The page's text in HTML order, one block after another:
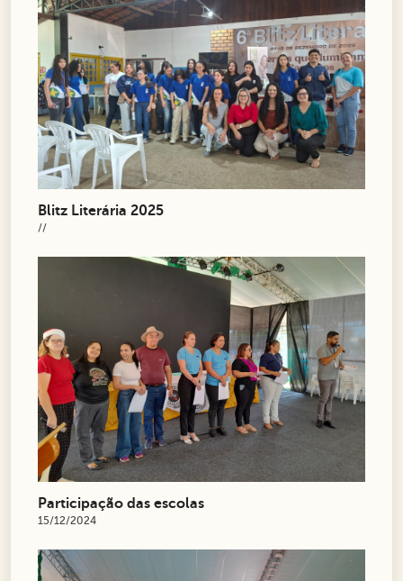
Blitz Literária 2025
//
Participação das escolas
15/12/2024